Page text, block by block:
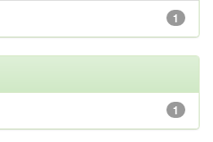
1
1